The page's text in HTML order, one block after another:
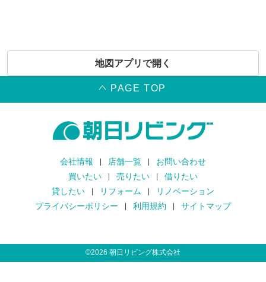
地図アプリで開く
PAGE TOP
会社情報 店舗一覧
お問い合わせ
買いたい
売りたい
借りたい
貸したい
リフォーム
リノベーション
プライバシーポリシー
利用規約 サイトマップ
©2026 朝日リビング株式会社